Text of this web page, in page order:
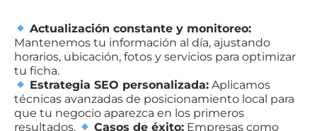
Actualización constante y monitoreo:
Mantenemos tu información al día, ajustando
horarios, ubicación, fotos y servicios para optimizar
tu ficha.
Estrategia SEO personalizada: Aplicamos
técnicas avanzadas de posicionamiento local para
que tu negocio aparezca en los primeros
resultados.
Casos de éxito: Empresas como